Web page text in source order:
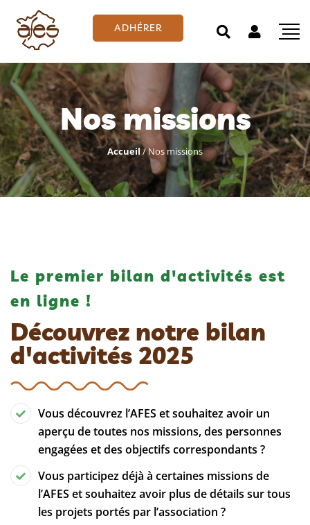
ADHÉRER
Nos missions
Accueil/Nos missions
Le premier bilan d'activités est
en ligne !
Découvrez notre bilan
d'activités 2025
Vous découvrez l’AFES et souhaitez avoir un
aperçu de toutes nos missions, des personnes
engagées et des objectifs correspondants ?
Vous participez déjà à certaines missions de
l’AFES et souhaitez avoir plus de détails sur tous
les projets portés par l’association ?